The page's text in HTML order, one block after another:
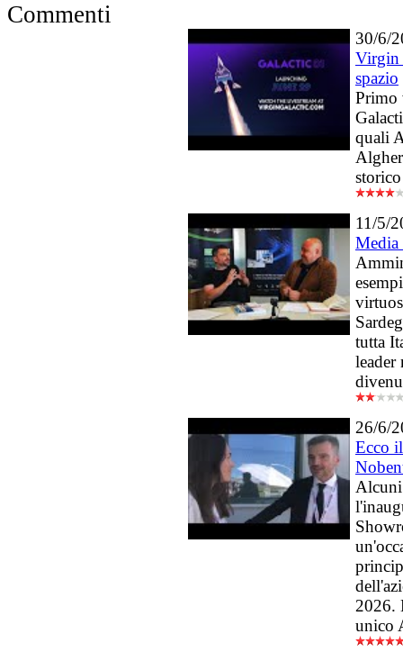
Commenti
30/6/
Virgin
spazio
Primo
quali
11/5/
Media
tutta
leader
26/6/
Ecco
Alcuni
2026.
unico